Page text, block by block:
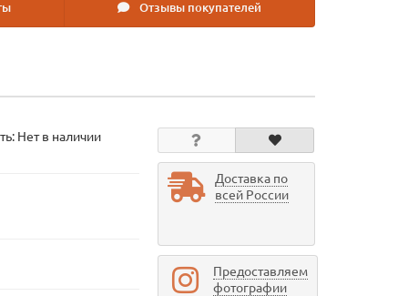
Отзывы покупателей
Нет в наличии
Доставка по
всей России
Предоставляем
фотографии